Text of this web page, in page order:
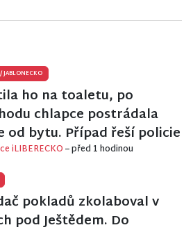
/JABLONECKO
ho na toaletu, po
chlapce postrádala
od bytu. Případ řeší policie
iLIBERECKO– před 1 hodinou
pokladů zkolaboval v
pod Ještědem. Do